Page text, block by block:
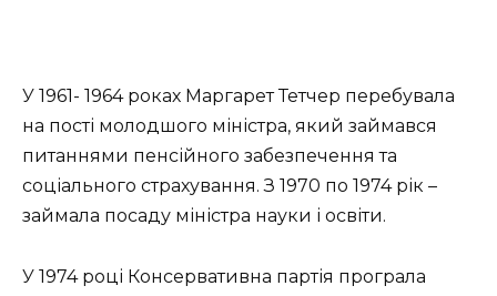
У 1961- 1964 роках Маргарет Тетчер перебувала
на пості молодшого міністра, який займався
питаннями пенсійного забезпечення та
соціального страхування. З 1970 по 1974 рік –
займала посаду міністра науки і освіти.
У 1974 році Консервативна партія програла